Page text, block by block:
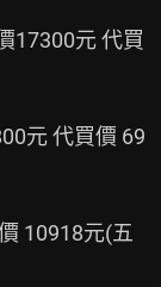
17300元 代買
元 代買價 69
10918元(五